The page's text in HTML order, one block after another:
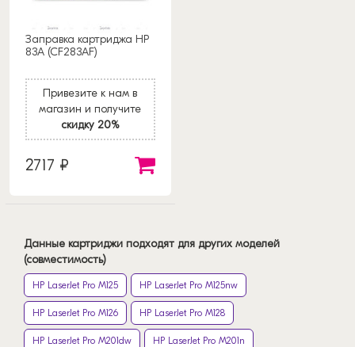
Заправка картриджа HP
83A (CF283AF)
Привезите к нам в
магазин и получите
скидку 20%
2717 ₽
Данные картриджи подходят для других моделей
(совместимость)
HP LaserJet Pro M125 HP LaserJet Pro M125nw
HP LaserJet Pro M126 HP LaserJet Pro M128
HP LaserJet Pro M201dw HP LaserJet Pro M201n